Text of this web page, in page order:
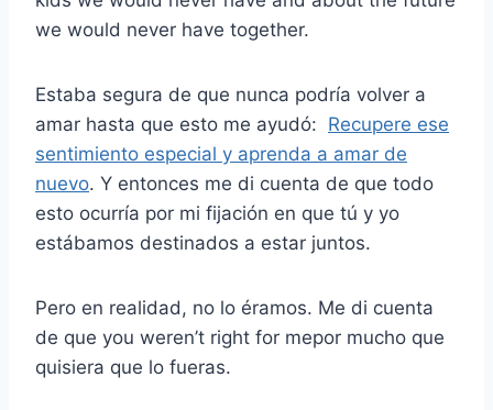
we would never have together.
Estaba segura de que nunca podría volver a
amar hasta que esto me ayudó: Recupere ese
sentimiento especial y aprenda a amar de
nuevo. Y entonces me di cuenta de que todo
esto ocurría por mi fijación en que tú y yo
estábamos destinados a estar juntos.
Pero en realidad, no lo éramos. Me di cuenta
de que you weren’t right for mepor mucho que
quisiera que lo fueras.